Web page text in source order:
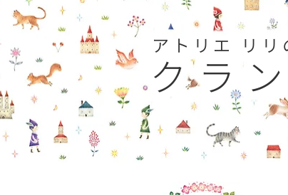
アトリエ リリ
クラ